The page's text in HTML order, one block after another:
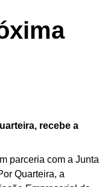
recebe a
parceria com a Junta
Quarteira, a